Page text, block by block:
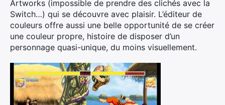
Artworks (impossible de prendre des clichés avec la
Switch…) qui se découvre avec plaisir. L’éditeur de
couleurs offre aussi une belle opportunité de se créer
une couleur propre, histoire de disposer d’un
personnage quasi-unique, du moins visuellement.